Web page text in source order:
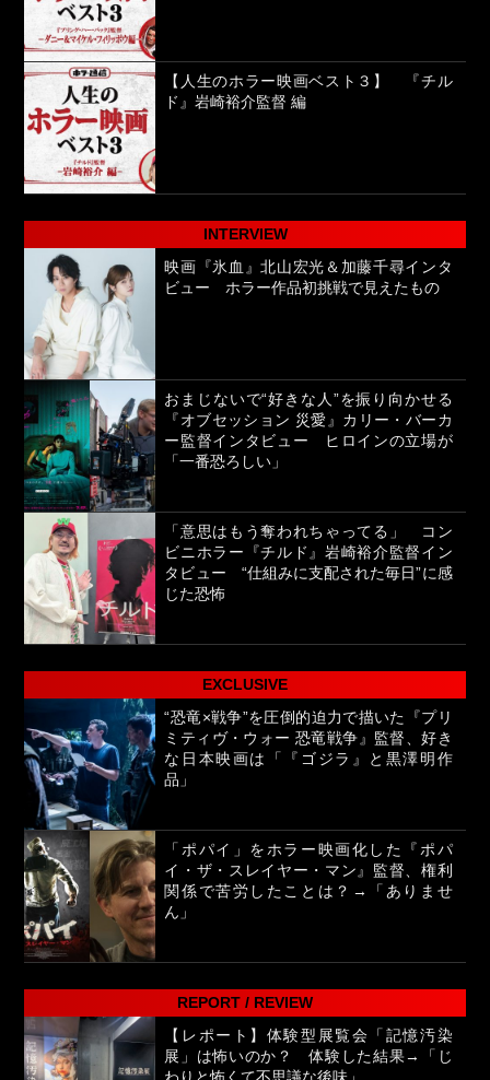
【人生のホラー映画ベスト３】 『チル
ド』岩崎裕介監督 編
INTERVIEW
映画『氷血』北山宏光＆加藤千尋インタ
ビュー ホラー作品初挑戦で見えたもの
おまじないで“好きな人”を振り向かせる
『オブセッション 災愛』カリー・バーカ
ー監督インタビュー ヒロインの立場が
「一番恐ろしい」
「意思はもう奪われちゃってる」 コン
ビニホラー『チルド』岩崎裕介監督イン
タビュー “仕組みに支配された毎日”に感
じた恐怖
EXCLUSIVE
“恐竜×戦争”を圧倒的迫力で描いた『プリ
ミティヴ・ウォー 恐竜戦争』監督、好き
な日本映画は「『ゴジラ』と黒澤明作
品」
「ポパイ」をホラー映画化した『ポパ
イ・ザ・スレイヤー・マン』監督、権利
関係で苦労したことは？→「ありませ
ん」
REPORT / REVIEW
【レポート】体験型展覧会「記憶汚染
展」は怖いのか？ 体験した結果→「じ
わりと怖くて不思議な後味」